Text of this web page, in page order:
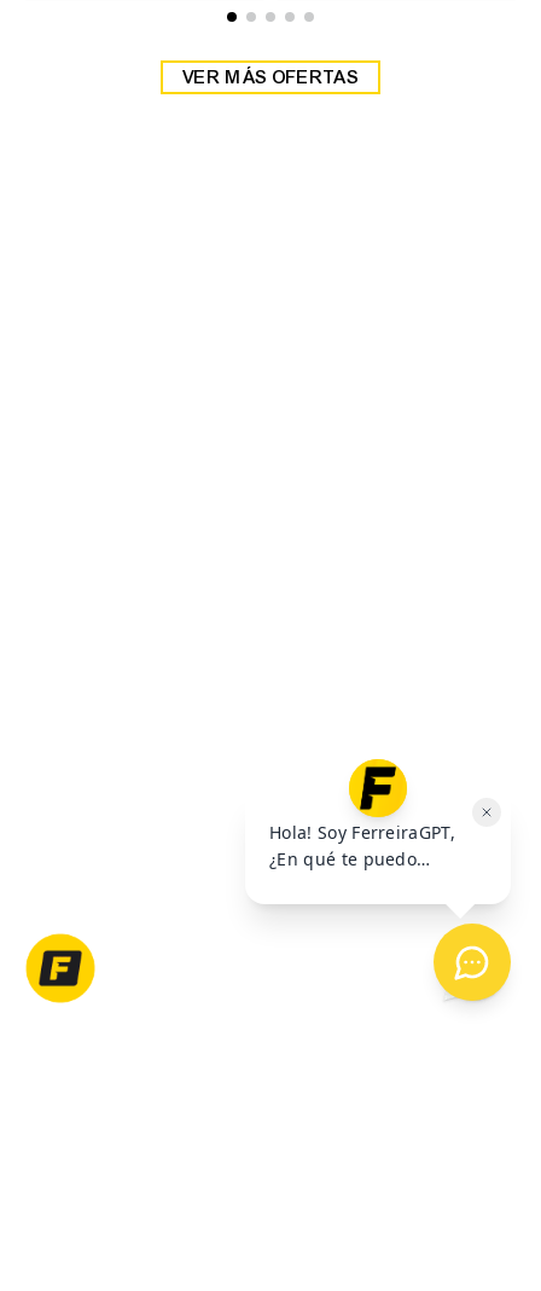
VER MÁS OFERTAS